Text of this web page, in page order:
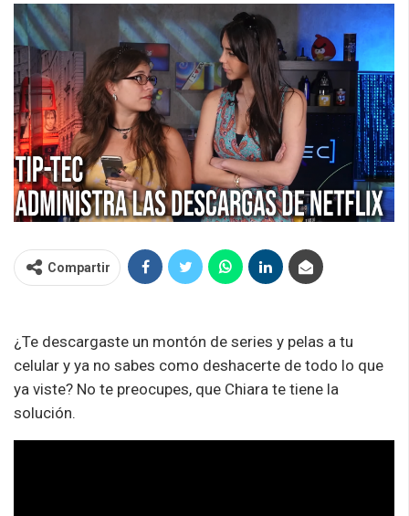
Compartir
¿Te descargaste un montón de series y pelas a tu
celular y ya no sabes como deshacerte de todo lo que
ya viste? No te preocupes, que Chiara te tiene la
solución.